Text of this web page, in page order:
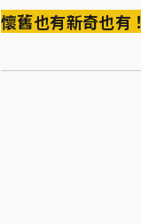
懷舊也有新奇也有